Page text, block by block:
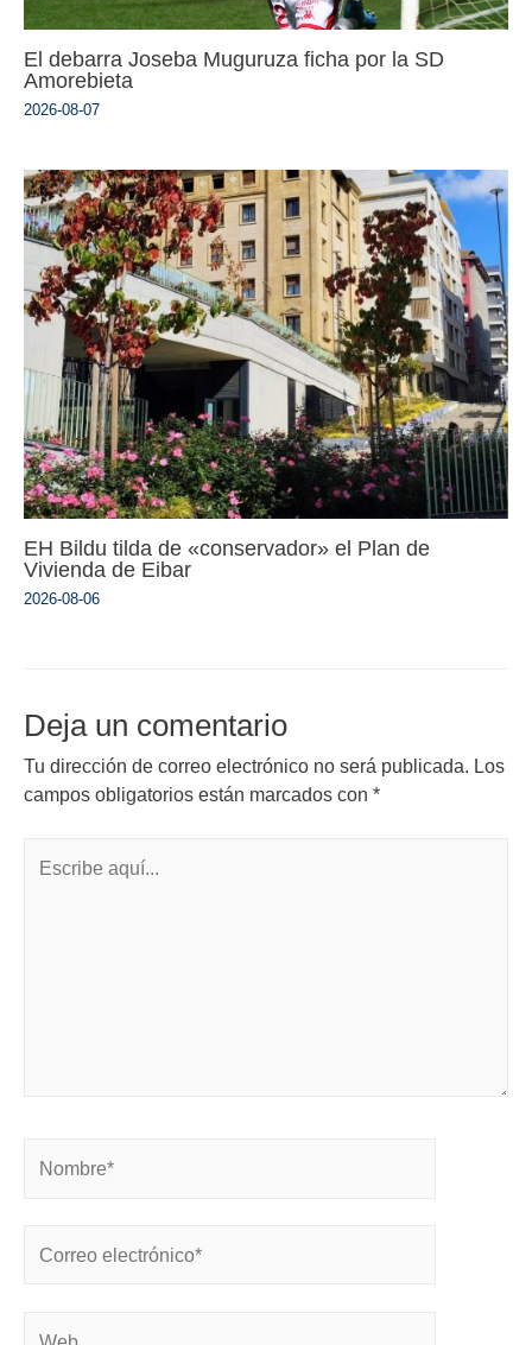
El debarra Joseba Muguruza ficha por la SD
Amorebieta
2026-08-07
EH Bildu tilda de «conservador» el Plan de
Vivienda de Eibar
2026-08-06
Deja un comentario
Tu dirección de correo electrónico no será publicada. Los
campos obligatorios están marcados con *